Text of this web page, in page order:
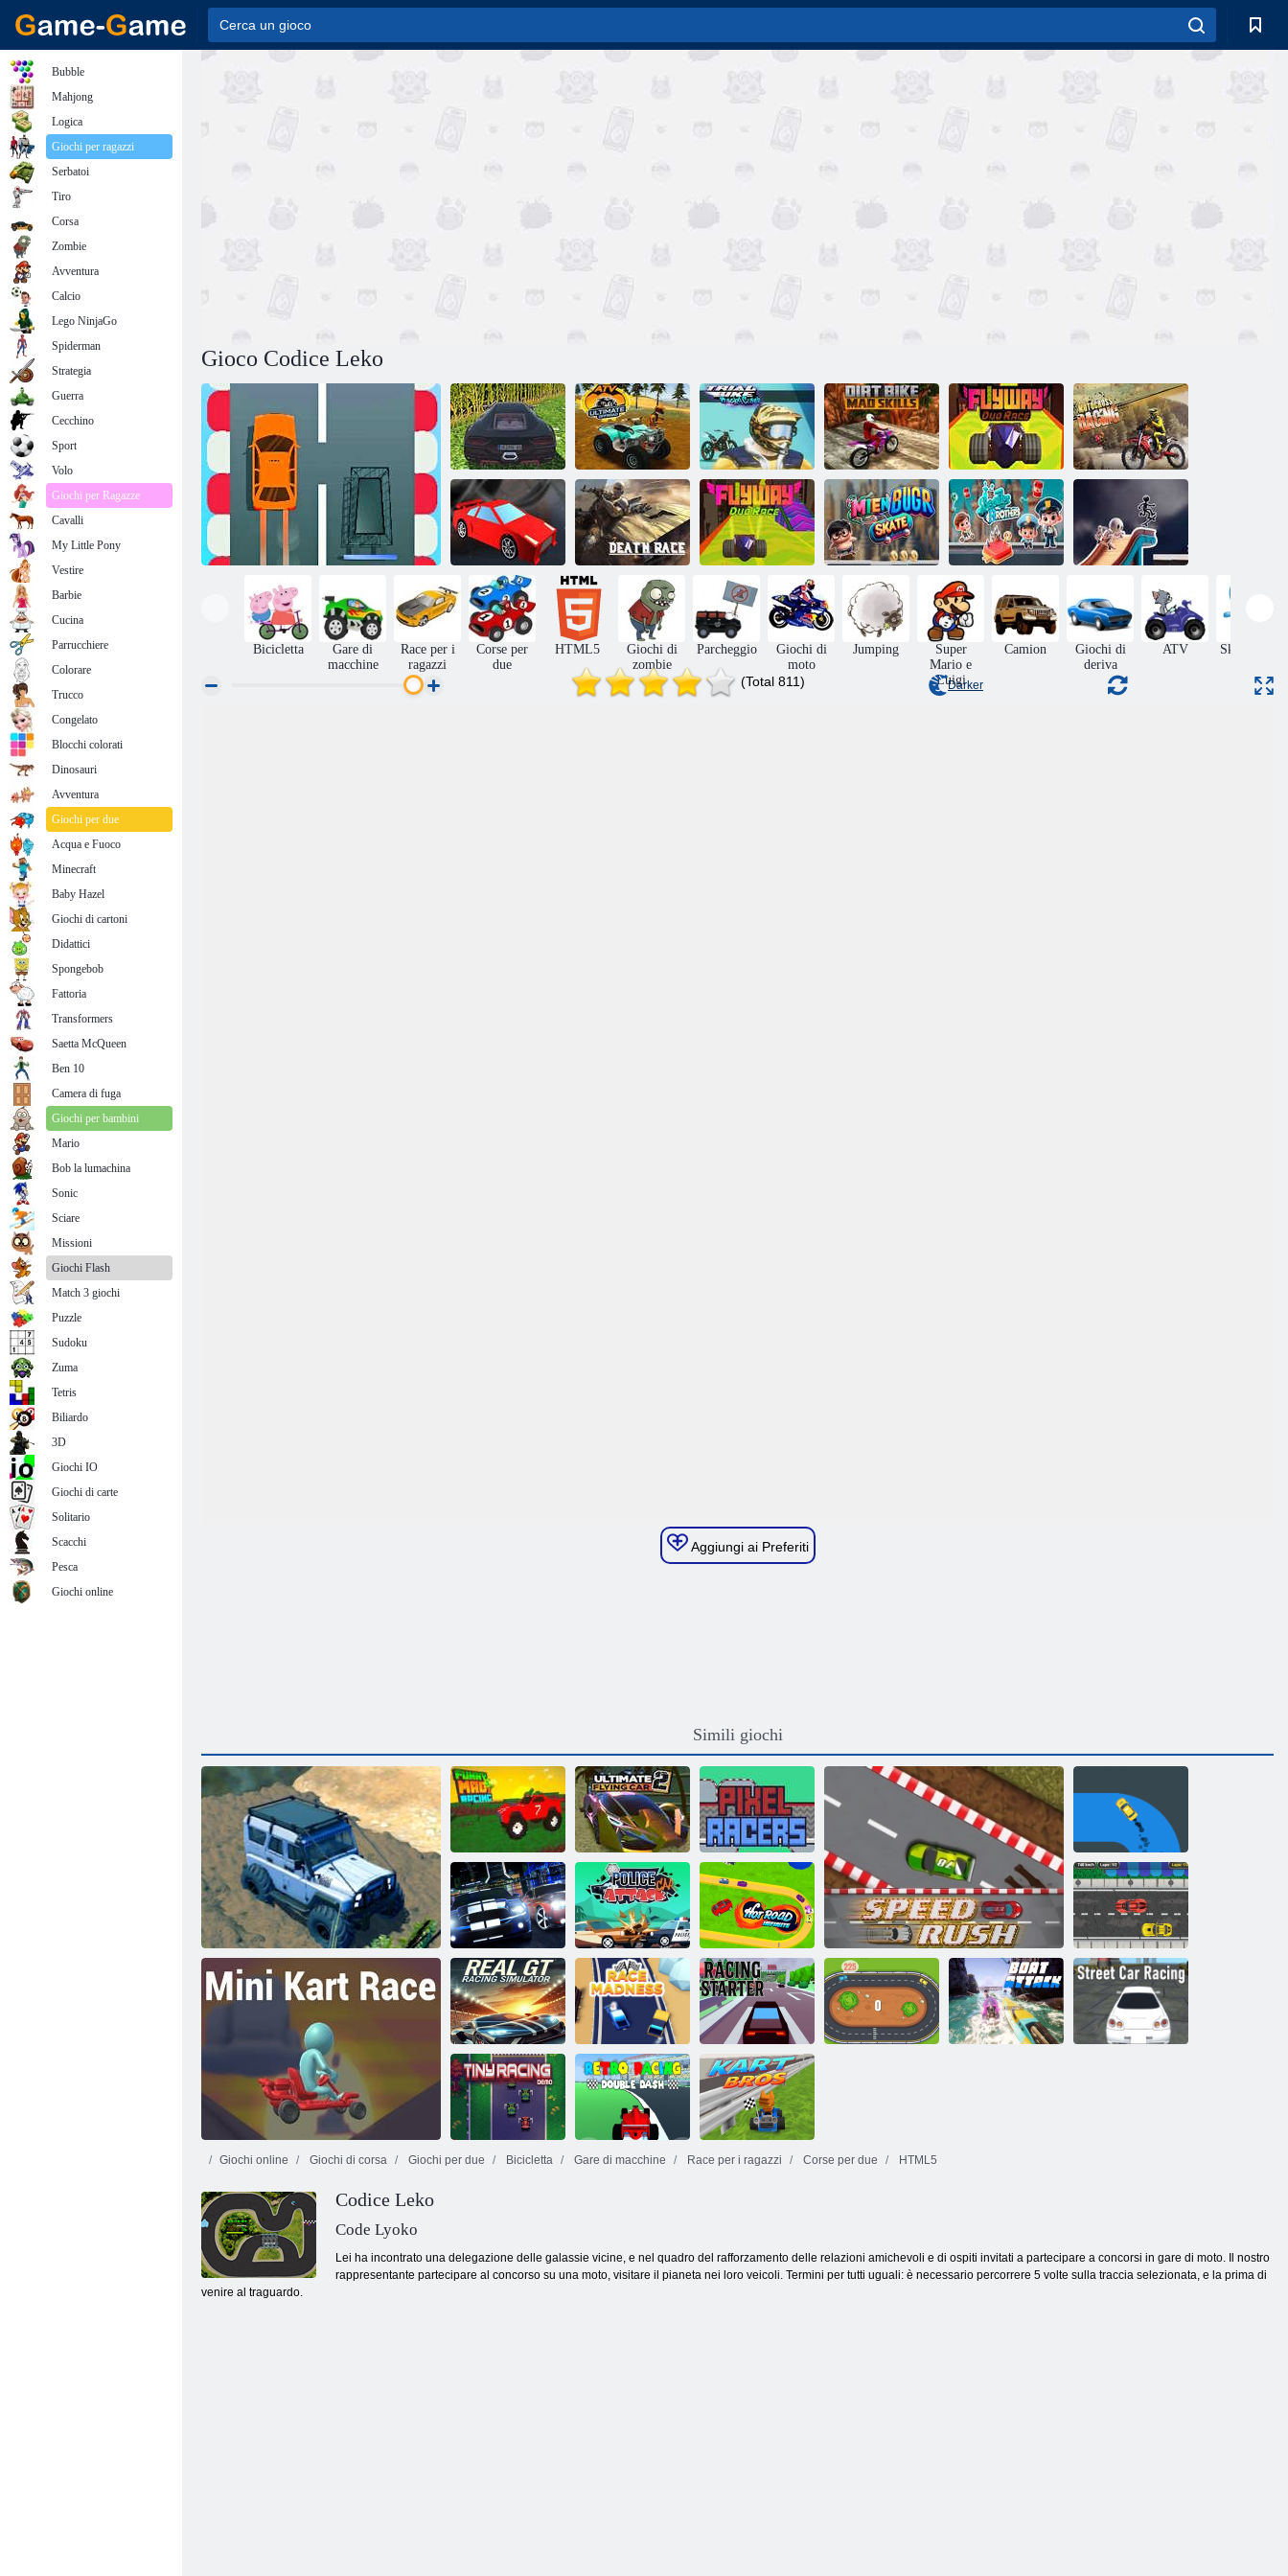
Gioco Codice Leko
Inseguimento
mortale Duo V3
ATV Ultimate
Offroad
Trial Bike
Racing Scontro
Abilità pazze di
Dirt Bike
Gara a due di
Flying Way
Gara di
Motocross
Simulatore di
corse alla deriva
Top Gear
Corsa della
morte
Gara a due
Pattino Mien
Bugr
Fratelli
scooteristi
Stickman in
bianco e nero
Bicicletta
Gare di
macchine
Race per i
ragazzi
Corse per
due
HTML5
Giochi di
zombie
Parcheggio
Giochi di
moto
Jumping
Super
Mario e
Luigi
Camion
Giochi di
deriva
ATV Skateboard
(Total 811) Darker
Aggiungi ai Preferiti
Simili giochi
Vita fuoristrada 3D
Divertente corsa
pazza
L'auto volante
definitiva 2
Piloti di pixel Driver di dito
Gara di box
Attacco della
macchina della
polizia
Hot Road
Infinite
Gioco di corse
Real GT Racing
Simulator
Follia di razza Starter da corsa
Giochi online Giochi di corsa Giochi per due Bicicletta Gare di macchine Race per i ragazzi Corse per due HTML5
Codice Leko
Code Lyoko
Lei ha incontrato una delegazione delle galassie vicine, e nel quadro del rafforzamento delle relazioni amichevoli e di ospiti invitati a partecipare a concorsi in gare di moto. Il nostro
rappresentante partecipare al concorso su una moto, visitare il pianeta nei loro veicoli. Termini per tutti uguali: è necessario percorrere 5 volte sulla traccia selezionata, e la prima di
venire al traguardo.
Bubble
Mahjong
Logica
Giochi per ragazzi
Serbatoi
Tiro
Corsa
Zombie
Avventura
Calcio
Lego NinjaGo
Spiderman
Strategia
Guerra
Cecchino
Sport
Volo
Giochi per Ragazze
Cavalli
My Little Pony
Vestire
Barbie
Cucina
Parrucchiere
Colorare
Trucco
Congelato
Blocchi colorati
Dinosauri
Avventura
Giochi per due
Acqua e Fuoco
Minecraft
Baby Hazel
Giochi di cartoni
Didattici
Spongebob
Fattoria
Transformers
Saetta McQueen
Ben 10
Camera di fuga
Giochi per bambini
Mario
Bob la lumachina
Sonic
Sciare
Missioni
Giochi Flash
Match 3 giochi
Puzzle
Sudoku
Zuma
Tetris
Biliardo
3D
Giochi IO
Giochi di carte
Solitario
Scacchi
Pesca
Giochi online